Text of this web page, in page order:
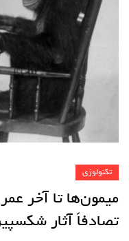
تکنولوژی
میمون‌ها تا آخر
تصادفاً آثار